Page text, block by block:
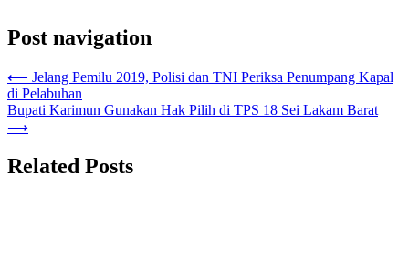
Post navigation
⟵ Jelang Pemilu 2019, Polisi dan TNI Periksa Penumpang Kapal
di Pelabuhan
Bupati Karimun Gunakan Hak Pilih di TPS 18 Sei Lakam Barat
⟶
Related Posts